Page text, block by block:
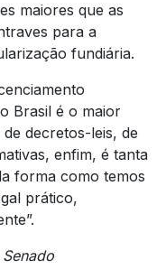
maiores que as
para a
fundiária.
Brasil é o maior
decretos-leis, de
enfim, é tanta
forma como temos
prático,